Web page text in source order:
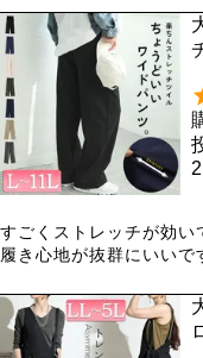
すごくストレッチが効い
履き心地が抜群にいいで